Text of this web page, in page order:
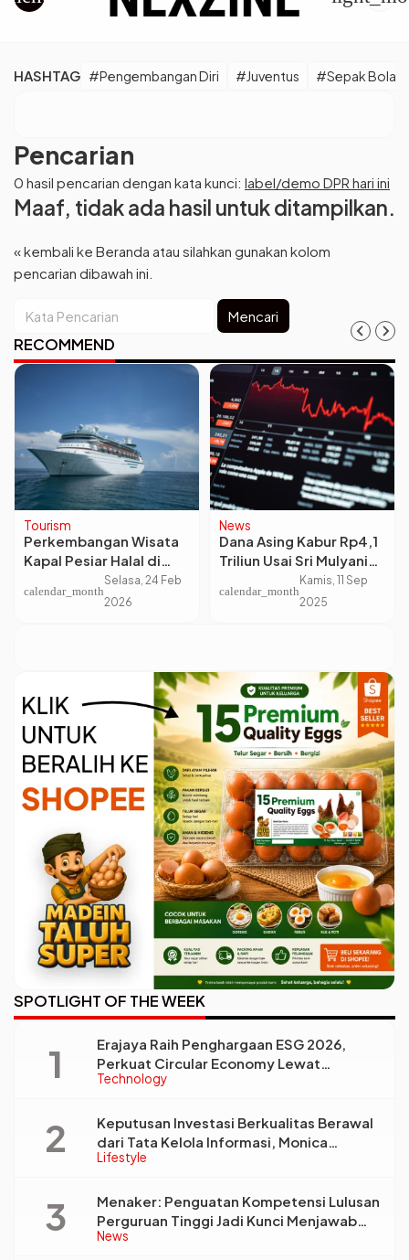
HASHTAG #Pengembangan Diri #Juventus #Sepak Bola
Pencarian
0 hasil pencarian dengan kata kunci: label/demo DPR hari ini
Maaf, tidak ada hasil untuk ditampilkan.
« kembali ke Beranda atau silahkan gunakan kolom
pencarian dibawah ini.
Mencari
RECOMMEND
Tourism
Perkembangan Wisata
Kapal Pesiar Halal di
Industri Pariwisata
Dunia
calendar_month
Selasa, 24 Feb
2026
News
Dana Asing Kabur Rp4,1
Triliun Usai Sri Mulyani
Lengser, Pasar Modal
Berguncang
calendar_month
Kamis, 11 Sep
2025
SPOTLIGHT OF THE WEEK
Technology
Erajaya Raih Penghargaan ESG 2026,
Perkuat Circular Economy Lewat
Pengelolaan Limbah Berkelanjutan
Lifestyle
Keputusan Investasi Berkualitas Berawal
dari Tata Kelola Informasi, Monica
Triyadi: Bukan Sekadar Analisis
News
Menaker: Penguatan Kompetensi Lulusan
Perguruan Tinggi Jadi Kunci Menjawab
Kebutuhan Dunia Kerja